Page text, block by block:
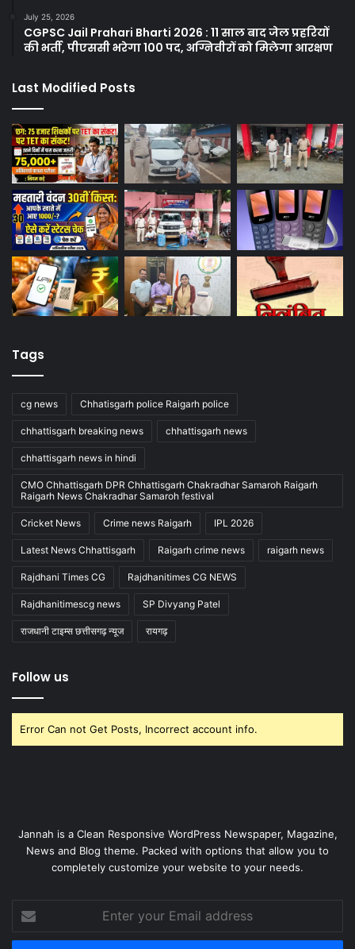
July 25, 2026
CGPSC Jail Prahari Bharti 2026 : 11 साल बाद जेल प्रहरियों
की भर्ती, पीएससी भरेगा 100 पद, अग्निवीरों को मिलेगा आरक्षण
Last Modified Posts
Tags
cg news Chhatisgarh police Raigarh police
chhattisgarh breaking news chhattisgarh news
chhattisgarh news in hindi
CMO Chhattisgarh DPR Chhattisgarh Chakradhar Samaroh Raigarh
Raigarh News Chakradhar Samaroh festival
Cricket News Crime news Raigarh IPL 2026
Latest News Chhattisgarh Raigarh crime news raigarh news
Rajdhani Times CG Rajdhanitimes CG NEWS
Rajdhanitimescg news SP Divyang Patel
राजधानी टाइम्स छत्तीसगढ़ न्यूज रायगढ़
Follow us
Error Can not Get Posts, Incorrect account info.
Jannah is a Clean Responsive WordPress Newspaper, Magazine,
News and Blog theme. Packed with options that allow you to
completely customize your website to your needs.
your
Email